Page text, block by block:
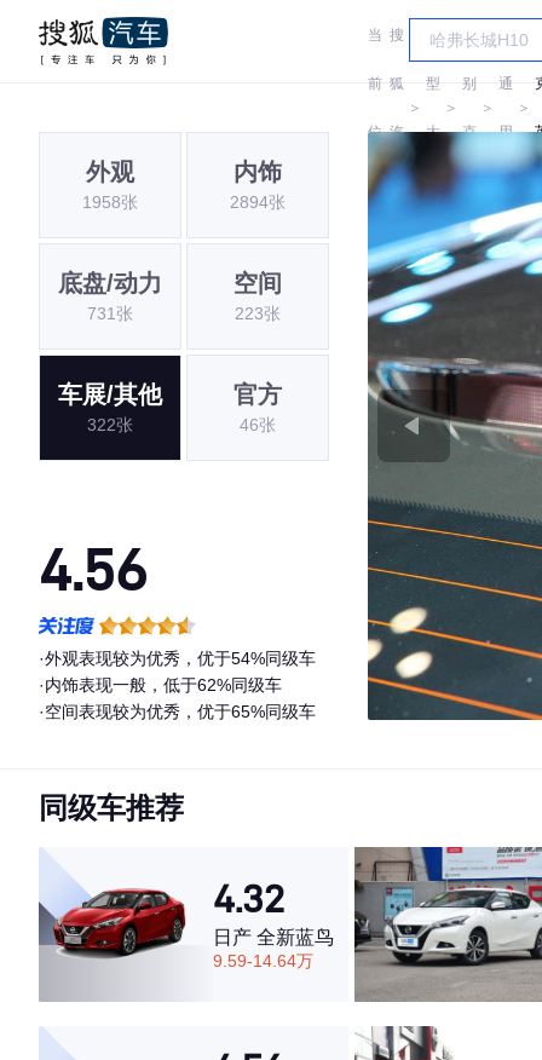
当
前
位
置:
搜
狐
汽
车
＞
车
型
大
全
＞
别
克
＞
汽
通
用
克
＞
外观
1958张
内饰
2894张
底盘/动力
731张
空间
223张
车展/其他
322张
官方
46张
4.56
·外观表现较为优秀，优于54%同级车
·内饰表现一般，低于62%同级车
·空间表现较为优秀，优于65%同级车
同级车推荐
4.32
日产 全新蓝鸟
9.59-14.64万